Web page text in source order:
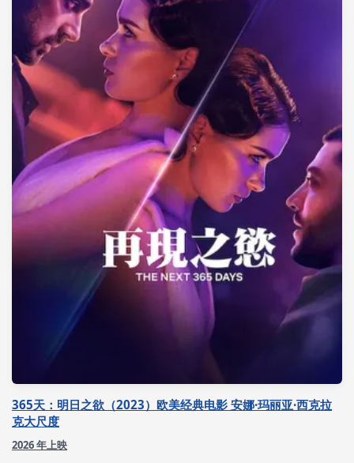
365天：明日之欲（2023）欧美经典电影 安娜·玛丽亚·西克拉
克大尺度
2026 年上映